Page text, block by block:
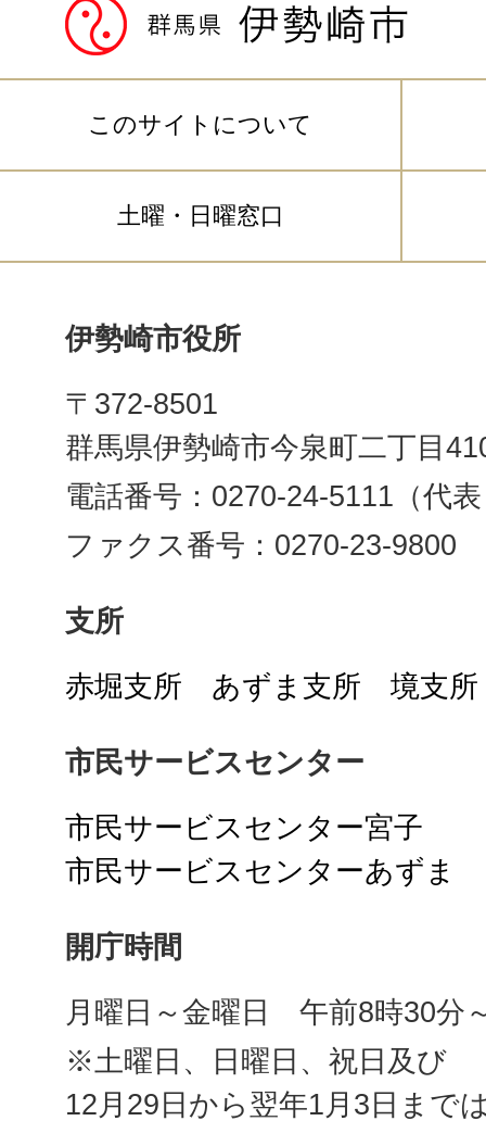
このサイトについて
土曜・日曜窓口
伊勢崎市役所
〒372-8501
群馬県伊勢崎市今泉町二丁目
電話番号：0270-24-5111（代
ファクス番号：0270-23-9800
支所
赤堀支所
あずま支所 境支所
市民サービスセンター
市民サービスセンター宮子
市民サービスセンターあずま
開庁時間
月曜日～金曜日 午前8時30分
※土曜日、日曜日、祝日及び
12月29日から翌年1月3日まで